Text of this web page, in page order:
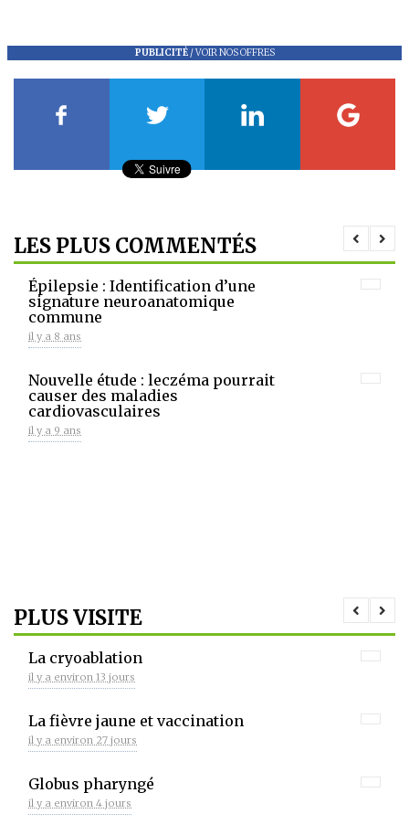
PUBLICITÉ/VOIR NOS OFFRES
LES PLUS COMMENTÉS
Épilepsie : Identification d’une
signature neuroanatomique
commune
il y a 8 ans
Nouvelle étude : leczéma pourrait
causer des maladies
cardiovasculaires
il y a 9 ans
PLUS VISITE
La cryoablation
il y a environ 13 jours
La fièvre jaune et vaccination
il y a environ 27 jours
Globus pharyngé
il y a environ 4 jours